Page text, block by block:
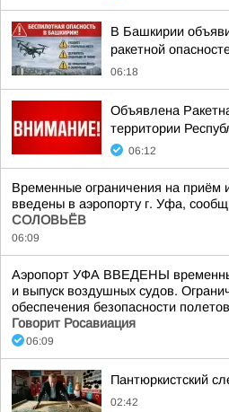
В Башкирии
ракетной
06:18
Объявлена
территории
06:12
Временные ограничения на приём
введены в аэропорту г. Уфа,
СОЛОВЬЁВ
06:09
Аэропорт УФА ВВЕДЕНЫ
и выпуск воздушных судов.
обеспечения безопасности
Говорит Росавиация
06:09
Пантюркистский
02:42